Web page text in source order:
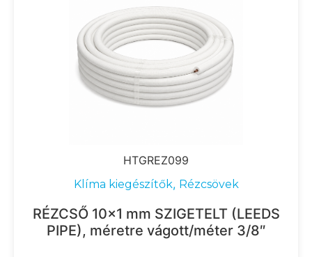
HTGREZ099
Klíma kiegészítők, Rézcsövek
RÉZCSŐ 10×1 mm SZIGETELT (LEEDS
PIPE), méretre vágott/méter 3/8″